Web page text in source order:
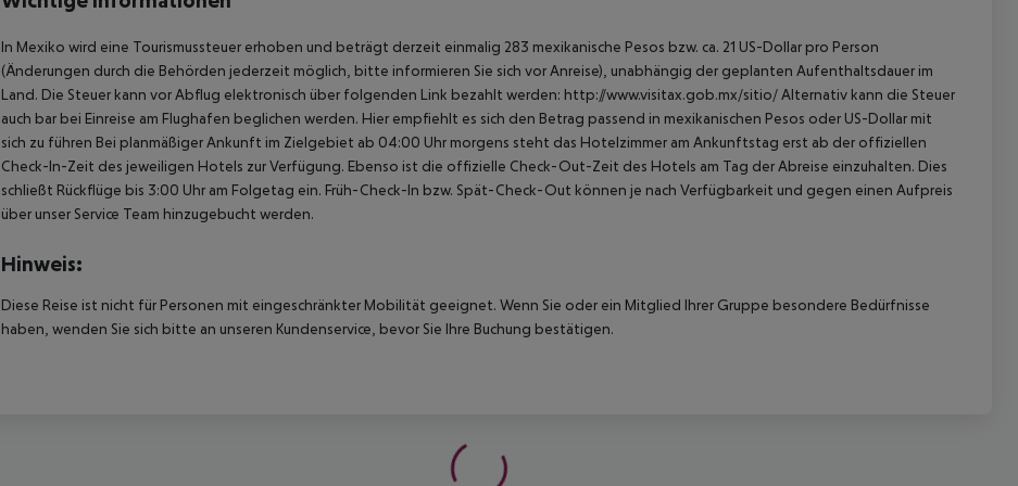
In Mexiko wird eine Tourismussteuer erhoben und beträgt derzeit einmalig 283 mexikanische Pesos bzw. ca. 21 US-Dollar pro Person
(Änderungen durch die Behörden jederzeit möglich, bitte informieren Sie sich vor Anreise), unabhängig der geplanten Aufenthaltsdauer im
Land. Die Steuer kann vor Abflug elektronisch über folgenden Link bezahlt werden: http://www.visitax.gob.mx/sitio/ Alternativ kann die Steuer
auch bar bei Einreise am Flughafen beglichen werden. Hier empfiehlt es sich den Betrag passend in mexikanischen Pesos oder US-Dollar mit
sich zu führen Bei planmäßiger Ankunft im Zielgebiet ab 04:00 Uhr morgens steht das Hotelzimmer am Ankunftstag erst ab der offiziellen
Check-In-Zeit des jeweiligen Hotels zur Verfügung. Ebenso ist die offizielle Check-Out-Zeit des Hotels am Tag der Abreise einzuhalten. Dies
schließt Rückflüge bis 3:00 Uhr am Folgetag ein. Früh-Check-In bzw. Spät-Check-Out können je nach Verfügbarkeit und gegen einen Aufpreis
über unser Service Team hinzugebucht werden.
Hinweis:
Diese Reise ist nicht für Personen mit eingeschränkter Mobilität geeignet. Wenn Sie oder ein Mitglied Ihrer Gruppe besondere Bedürfnisse
haben, wenden Sie sich bitte an unseren Kundenservice, bevor Sie Ihre Buchung bestätigen.